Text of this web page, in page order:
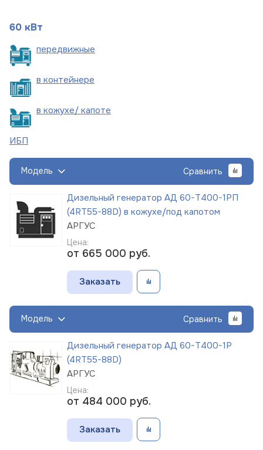
60 кВт
передвижные
в контейнере
в кожухе/ капоте
ИБП
Модель Сравнить
Дизельный генератор АД 60-Т400-1РП
(4RT55-88D) в кожухе/под капотом
АРГУС
Цена:
от 665 000 руб.
Заказать
Модель Сравнить
Дизельный генератор АД 60-Т400-1Р
(4RT55-88D)
АРГУС
Цена:
от 484 000 руб.
Заказать